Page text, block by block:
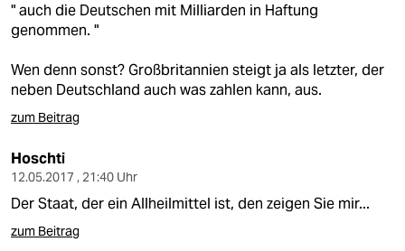
" auch die Deutschen mit Milliarden in Haftung
genommen. "
Wen denn sonst? Großbritannien steigt ja als letzter, der
neben Deutschland auch was zahlen kann, aus.
zum Beitrag
Hoschti
12.05.2017 , 21:40 Uhr
Der Staat, der ein Allheilmittel ist, den zeigen Sie mir...
zum Beitrag